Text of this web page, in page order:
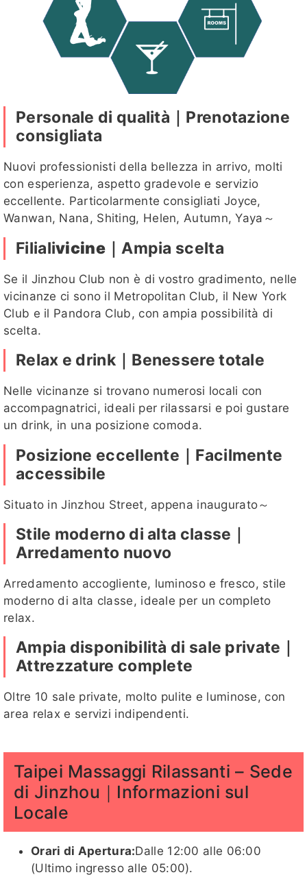
元元客評 元元客評1
茴香客
評
慕容
湘晴客評
湘晴
客評1
恩恩 SM客評 KK客評1 潔咪
寶藍 小乖客評 姸恩客評 迪麗
慕容客評
1
漢娜客評
漢娜客評
1
漢娜 雛田 薇薇
詩婷 可柔 潔心 小乖
小乖客
評
詩婷客評
千兒
芸柔客評 夏桐客評1
跳跳客評
小羽客評 貝兒
亞歆 Abby 紅豆
哈妮客評
乃久子 砂糖 湘晴 亞歆客評
魚魚
Personale di qualità｜Prenotazione
consigliata
Nuovi professionisti della bellezza in arrivo, molti
con esperienza, aspetto gradevole e servizio
eccellente. Particolarmente consigliati Joyce,
Wanwan, Nana, Shiting, Helen, Autumn, Yaya～
Filialivicine｜Ampia scelta
Se il Jinzhou Club non è di vostro gradimento, nelle
vicinanze ci sono il Metropolitan Club, il New York
Club e il Pandora Club, con ampia possibilità di
scelta.
Relax e drink｜Benessere totale
Nelle vicinanze si trovano numerosi locali con
accompagnatrici, ideali per rilassarsi e poi gustare
un drink, in una posizione comoda.
Posizione eccellente｜Facilmente
accessibile
Situato in Jinzhou Street, appena inaugurato～
Stile moderno di alta classe｜
Arredamento nuovo
Arredamento accogliente, luminoso e fresco, stile
moderno di alta classe, ideale per un completo
relax.
Ampia disponibilità di sale private｜
Attrezzature complete
Oltre 10 sale private, molto pulite e luminose, con
area relax e servizi indipendenti.
Taipei Massaggi Rilassanti – Sede
di Jinzhou｜Informazioni sul
Locale
Orari di Apertura:Dalle 12:00 alle 06:00
(Ultimo ingresso alle 05:00).